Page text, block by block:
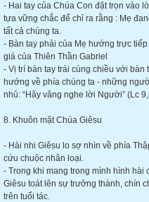
- Hai tay của Chúa Con đặt trọn vào
tựa vững chắc để chỉ ra rằng : Mẹ
tất cả chúng ta.
- Bàn tay phải của Mẹ hướng trực
giá của Thiên Thần Gabriel
- Vị trí bàn tay trái cùng chiều với bàn
hướng về phía chúng ta - những
nhủ: “Hãy vâng nghe lời Người” (Lc
8. Khuôn mặt Chúa Giêsu
- Hài nhi Giêsu lo sợ nhìn về phía
cứu chuộc nhân loại.
- Trong khi mang trong mình hình hài
Giêsu toát lên sự trưởng thành, chín
trên tuổi tác.